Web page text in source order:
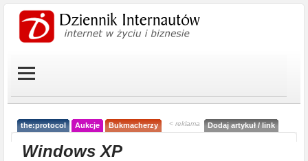
the:protocol Aukcje Bukmacherzy < reklama Dodaj artykuł / link
Windows XP